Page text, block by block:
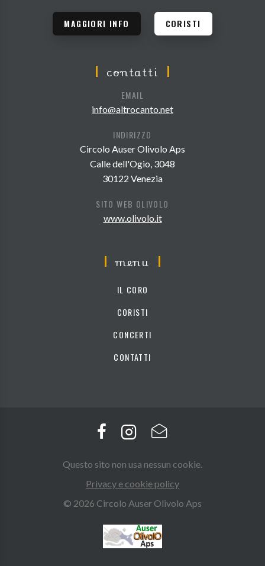
MAGGIORI INFO CORISTI
contatti
EMAIL
info@altrocanto.net
INDIRIZZO
Circolo Auser Olivolo Aps
Calle dell'Ogio, 3048
30122 Venezia
SITO WEB OLIVOLO
www.olivolo.it
menu
IL CORO
CORISTI
CONCERTI
CONTATTI
Questo sito non usa nessun cookie.
Privacy e cookie policy
© 2026 Circolo Auser Olivolo Aps